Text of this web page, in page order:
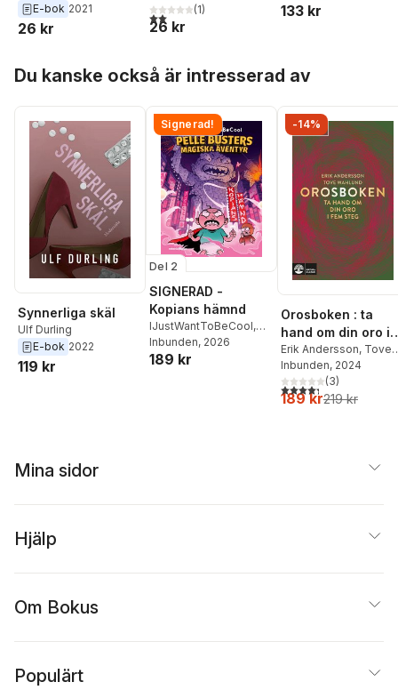
E-bok 2021
26 kr
2,0utav 5 stjärnor. Totalt antal röster:
(1)
26 kr
133 kr
Du kanske också är intresserad av
Synnerliga skäl
Ulf Durling
E-bok 2022
119 kr
Signerad!
Del 2
SIGNERAD -
Kopians hämnd
IJustWantToBeCool,
Joel Adolphson
Ejdemo Beer
Inbunden, 2026
189 kr
-14%
Orosboken : ta
hand om din oro i
fem steg
Erik Andersson, Tove
Wahlund
Inbunden, 2024
4,3utav 5 stjärnor.
(3)
189 kr219 kr
Mina sidor
Hjälp
Om Bokus
Populärt